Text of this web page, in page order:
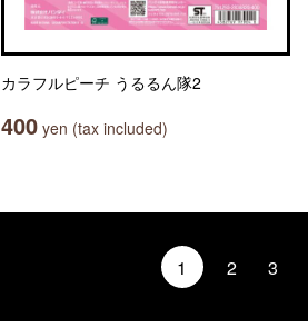
カラフルピーチ うるるん隊2
400 yen (tax included)
1 2 3